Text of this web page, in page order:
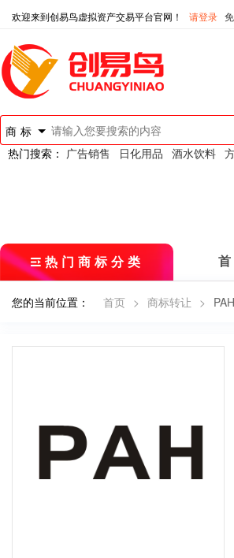
欢迎来到创易鸟虚拟资产交易平台官网！ 请登录
商标
热门搜索： 广告销售 日化用品 酒水饮料
热门商标分类
您的当前位置： 首页 > 商标转让 > PAH